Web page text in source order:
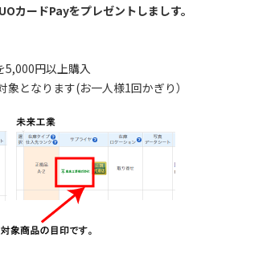
カードPayをプレゼントしましす。
5,000円以上購入
となります(お一人様1回かぎり）